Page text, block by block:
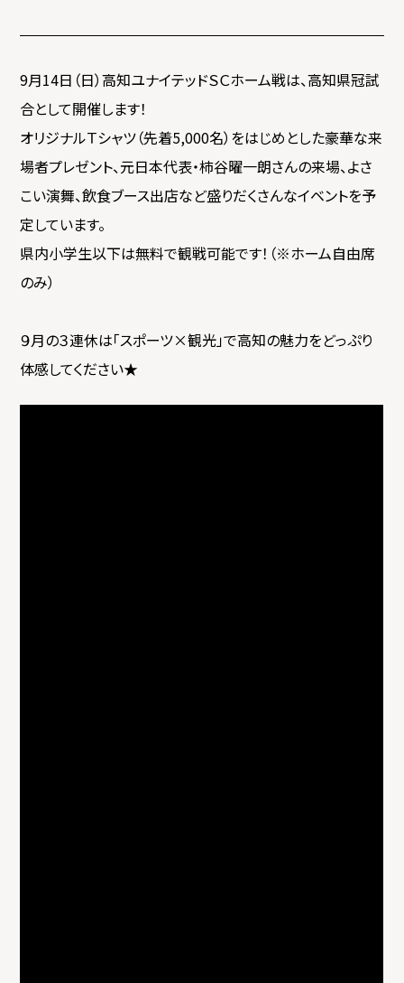
9月14日（日）高知ユナイテッドＳＣホーム戦は、高知県冠試
合として開催します！
オリジナルＴシャツ（先着5,000名）をはじめとした豪華な来
場者プレゼント、元日本代表・柿谷曜一朗さんの来場、よさ
こい演舞、飲食ブース出店など盛りだくさんなイベントを予
定しています。
県内小学生以下は無料で観戦可能です！（※ホーム自由席
のみ）
９月の３連休は「スポーツ×観光」で高知の魅力をどっぷり
体感してください★